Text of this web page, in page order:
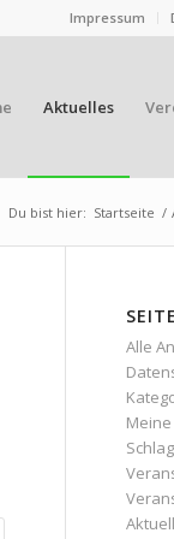
Impressum
Aktuelles
Du bist hier: Startseite /
Alle